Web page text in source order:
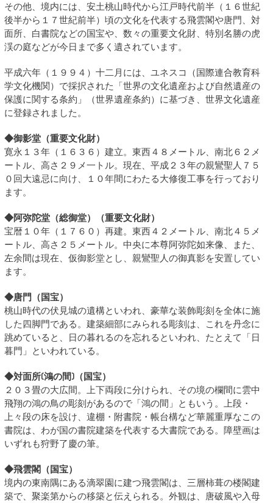
その他、境内には、安土桃山時代から江戸時代前半（１６世紀
後半から１７世紀前半）頃の文化を代表する飛雲閣や唐門、対
面所、白書院などの国宝や、数々の重要文化財、特別名勝の虎
渓の庭などが今日まで多く遺されています。
平成六年（１９９４）十二月には、ユネスコ（国際連合教育科
学文化機関）で採択された「世界の文化遺産および自然遺産の
保護に関する条約」（世界遺産条約）に基づき、世界文化遺産
に登録されました。
◆御影堂（重要文化財）
寛永１３年（１６３６）建立。東西４８メートル、南北６２メ
ートル、高さ２９メ一トル。現在、平成２３年の親鸞聖人７５
０回大遠忌に向け、１０年間にわたる大修復工事を行っており
ます。
◆阿弥陀堂（総御堂）（重要文化財）
宝暦１０年（１７６０）再建。東西４２メートル、南北４５メ
ートル、高さ２５メートル。中央に本尊阿弥陀如来像、また、
左余間は現在、仮御影堂とし、親鸞聖人の御真影を安置してい
ます。
◆唐門（国宝）
桃山時代の伏見城の遺構といわれ、豪華な装飾彫刻を全体に施
した四脚門である。建築細部にみられる彫刻は、これを丹念に
跳めていると、日の暮れるのを忘れるといわれ、たとえて「日
暮門」といわれている。
◆対面所(鴻の間)（国宝）
２０３畳の大広間。上下両段に分けられ、その境の欄間に雲中
飛翔の鴻の鳥の彫刻があるので「鴻の間」ともいう。上段・
上々段の床を設け、違棚・附書院・帳台構など華麗重厚なこの
書院は、わが国の書院建築を代表する大書院である。障壁画は
いずれも狩野了慶の筆。
◆飛雲閣（国宝）
境内の東南隅にある滴翠園に建つ飛雲閣は、三層柿葺の楼閣建
築で、聚楽第からの移築と伝えられる。外観は、唐破風や入母